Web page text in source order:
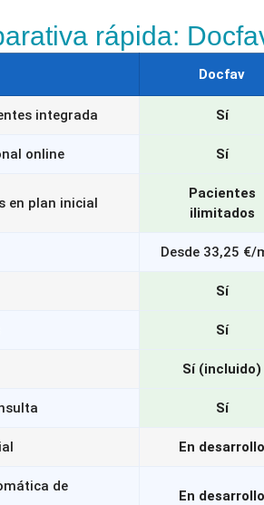
rápida:
Docfav
integrada Sí
online Sí
en plan inicial
Pacientes
ilimitados
Desde 33,25 €/
Sí
Sí
Sí (incluido)
Sí
En desarrollo
de
En desarrollo